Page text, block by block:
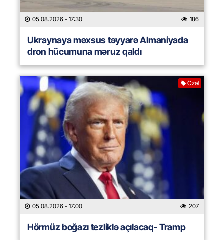
05.08.2026 - 17:30 186
Ukraynaya məxsus təyyarə Almaniyada
dron hücumuna məruz qaldı
Özəl
05.08.2026 - 17:00 207
Hörmüz boğazı tezliklə açılacaq- Tramp